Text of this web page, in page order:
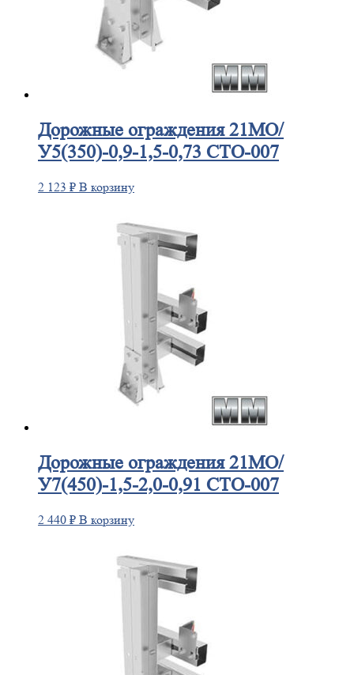
Дорожные ограждения 21МО/
У5(350)-0,9-1,5-0,73 СТО-007
2 123 ₽ В корзину
Дорожные ограждения 21МО/
У7(450)-1,5-2,0-0,91 СТО-007
2 440 ₽ В корзину